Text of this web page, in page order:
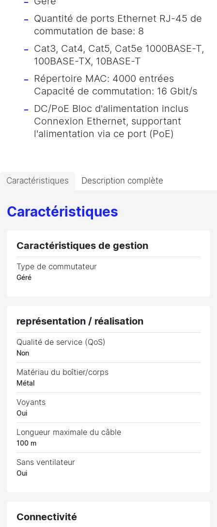
Quantité de ports Ethernet RJ-45 de
commutation de base: 8
Cat3, Cat4, Cat5, Cat5e 1000BASE-T,
100BASE-TX, 10BASE-T
Répertoire MAC: 4000 entrées
Capacité de commutation: 16 Gbit/s
DC/PoE Bloc d'alimentation inclus
Connexion Ethernet, supportant
l'alimentation via ce port (PoE)
Caractéristiques Description complète
Caractéristiques
Caractéristiques de gestion
Type de commutateur
Géré
représentation / réalisation
Qualité de service (QoS)
Non
Matériau du boîtier/corps
Métal
Voyants
Oui
Longueur maximale du câble
100 m
Sans ventilateur
Oui
Connectivité